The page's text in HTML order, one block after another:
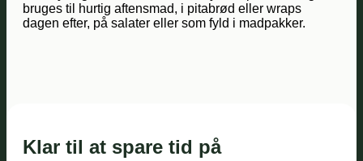
bruges til hurtig aftensmad, i pitabrød eller wraps
dagen efter, på salater eller som fyld i madpakker.
Klar til at spare tid på